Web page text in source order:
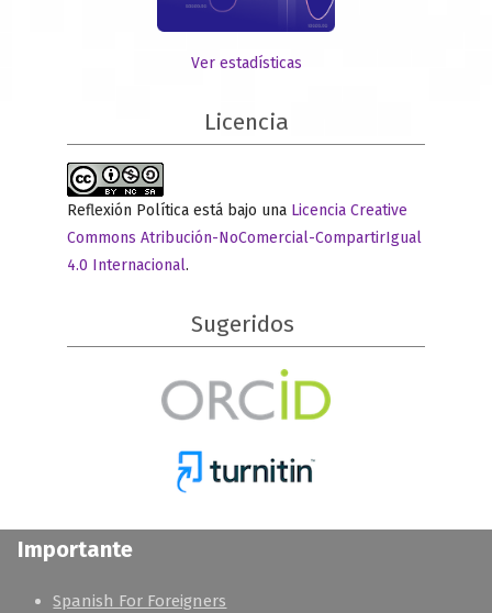
Ver estadísticas
Licencia
Reflexión Política está bajo una Licencia Creative
Commons Atribución-NoComercial-CompartirIgual
4.0 Internacional.
Sugeridos
Importante
Spanish For Foreigners